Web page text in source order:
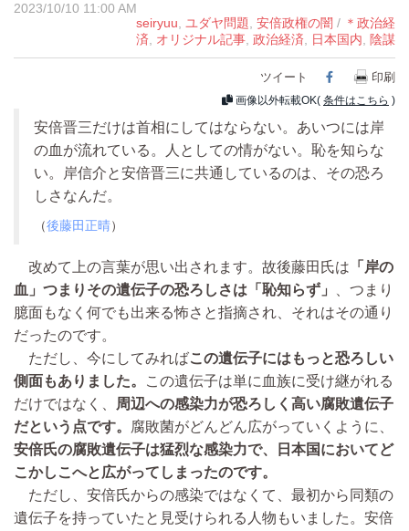
2023/10/10 11:00 AM
seiryuu, ユダヤ問題, 安倍政権の闇 / ＊政治経
済, オリジナル記事, 政治経済, 日本国内, 陰謀
ツイート Facebook
印刷
画像以外転載OK( 条件はこちら )
安倍晋三だけは首相にしてはならない。あいつには岸
の血が流れている。人としての情がない。恥を知らな
い。岸信介と安倍晋三に共通しているのは、その恐ろ
しさなんだ。
（後藤田正晴）
改めて上の言葉が思い出されます。故後藤田氏は 「岸の
血」つまりその遺伝子の恐ろしさは「恥知らず」
、つまり
臆面もなく何でも出来る怖さと指摘され、それはその通り
だったのです。
ただし、今にしてみればこの遺伝子にはもっと恐ろしい
側面もありました。
この遺伝子は単に血族に受け継がれる
だけではなく、
周辺への感染力が恐ろしく高い腐敗遺伝子
だという点です。
腐敗菌がどんどん広がっていくように、
安倍氏の腐敗遺伝子は猛烈な感染力で、日本国においてど
こかしこへと広がってしまったのです。
ただし、安倍氏からの感染ではなくて、最初から同類の
遺伝子を持っていたと見受けられる人物もいました。安倍